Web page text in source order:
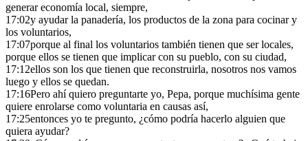
generar economía local, siempre,
17:02y ayudar la panadería, los productos de la zona para cocinar y
los voluntarios,
17:07porque al final los voluntarios también tienen que ser locales,
porque ellos se tienen que implicar con su pueblo, con su ciudad,
17:12ellos son los que tienen que reconstruirla, nosotros nos vamos
luego y ellos se quedan.
17:16Pero ahí quiero preguntarte yo, Pepa, porque muchísima gente
quiere enrolarse como voluntaria en causas así,
17:25entonces yo te pregunto, ¿cómo podría hacerlo alguien que
quiera ayudar?